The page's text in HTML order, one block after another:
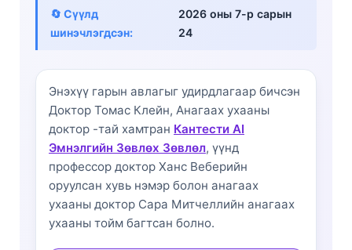
🔄 Сүүлд
шинэчлэгдсэн:
2026 оны 7-р сарын
24
Энэхүү гарын авлагыг удирдлагаар бичсэн
Доктор Томас Клейн, Анагаах ухааны
доктор -тай хамтран Кантести AI
Эмнэлгийн Зөвлөх Зөвлөл, үүнд
профессор доктор Ханс Веберийн
оруулсан хувь нэмэр болон анагаах
ухааны доктор Сара Митчеллийн анагаах
ухааны тойм багтсан болно.